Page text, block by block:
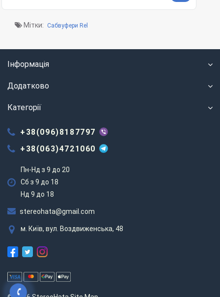
Мітки: Сабвуфери Rel
Інформація
Додатково
Категорії
+38(096)8187797
+38(063)4721060
Пн-Нд з 9 до 20
Сб з 9 до 18
Нд 9 до 18
stereohata@gmail.com
м. Київ, вул. Воздвиженська, 48